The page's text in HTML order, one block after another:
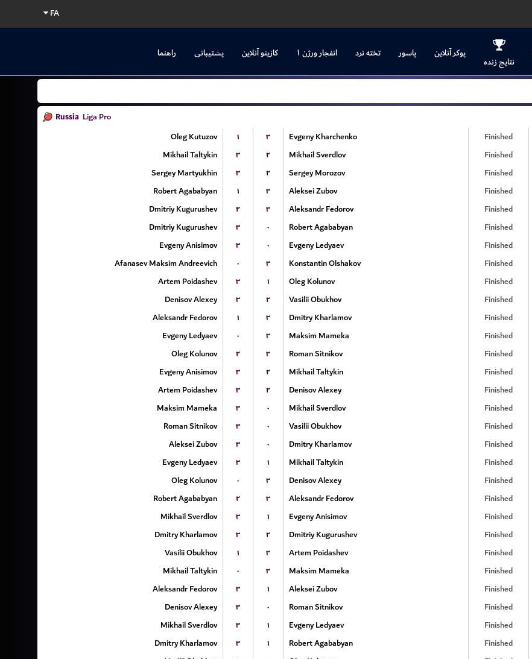
FA
نتایج زنده
پوکر آنلاین پاسور تخته نرد انفجار ورژن ۱ کازینو آنلاین پشتیبانی راهنما
Russia Liga Pro
Oleg Kutuzov
۱ ۳ Evgeny Kharchenko Finished
Mikhail Taltykin
۳ ۲ Mikhail Sverdlov Finished
Sergey Martyukhin
۳ ۲ Sergey Morozov Finished
Robert Agababyan
۱ ۳ Aleksei Zubov Finished
Dmitriy Kugurushev
۲ ۳ Aleksandr Fedorov Finished
Dmitriy Kugurushev
۳ ۰ Robert Agababyan Finished
Evgeny Anisimov
۳ ۰ Evgeny Ledyaev Finished
Afanasev Maksim Andreevich
۰ ۳ Konstantin Olshakov Finished
Artem Poidashev
۳ ۱ Oleg Kolunov Finished
Denisov Alexey
۳ ۲ Vasilii Obukhov Finished
Aleksandr Fedorov
۱ ۳ Dmitry Kharlamov Finished
Evgeny Ledyaev
۰ ۳ Maksim Mameka Finished
Oleg Kolunov
۲ ۳ Roman Sitnikov Finished
Evgeny Anisimov
۳ ۲ Mikhail Taltykin Finished
Artem Poidashev
۳ ۲ Denisov Alexey Finished
Maksim Mameka
۳ ۰ Mikhail Sverdlov Finished
Roman Sitnikov
۳ ۰ Vasilii Obukhov Finished
Aleksei Zubov
۳ ۰ Dmitry Kharlamov Finished
Evgeny Ledyaev
۳ ۱ Mikhail Taltykin Finished
Oleg Kolunov
۰ ۳ Denisov Alexey Finished
Robert Agababyan
۲ ۳ Aleksandr Fedorov Finished
Mikhail Sverdlov
۳ ۱ Evgeny Anisimov Finished
Dmitry Kharlamov
۳ ۲ Dmitriy Kugurushev Finished
Vasilii Obukhov
۱ ۳ Artem Poidashev Finished
Mikhail Taltykin
۰ ۳ Maksim Mameka Finished
Aleksandr Fedorov
۳ ۱ Aleksei Zubov Finished
Denisov Alexey
۳ ۰ Roman Sitnikov Finished
Mikhail Sverdlov
۳ ۱ Evgeny Ledyaev Finished
Dmitry Kharlamov
۳ ۱ Robert Agababyan Finished